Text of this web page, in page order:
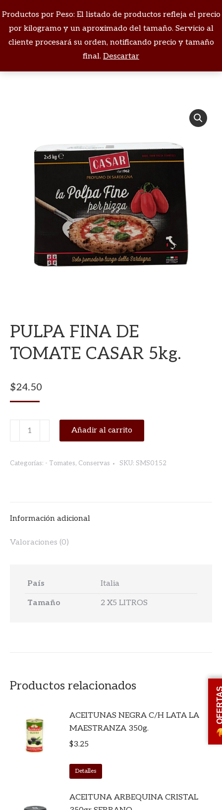
Productos por Peso: El listado de productos refleja el precio
por kilogramo y un aproximado del tamaño. Servicio al
cliente procesará su orden, notificando precio y tamaño
final. Descartar
Buscar:
Estás aquí:
PULPA FINA DE
TOMATE CASAR 5kg.
$24.50
PULPA
FINA
TOMATE
Añadir al carrito
Categorías: - Tomates, Conservas SKU: SMS0152
Información adicional
Valoraciones (0)
País Italia
Tamaño 2 X5 LITROS
Productos relacionados
ACEITUNAS NEGRA C/H LATA LA
MAESTRANZA 350g.
$3.25
Detalles
ACEITUNA ARBEQUINA CRISTAL